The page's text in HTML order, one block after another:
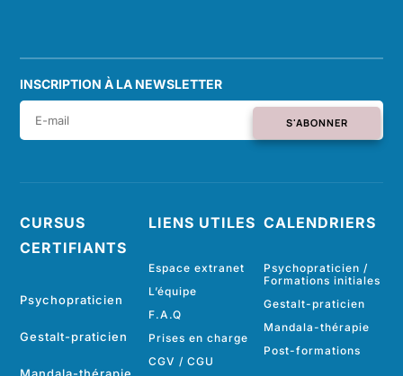
INSCRIPTION À LA NEWSLETTER
S'ABONNER
CURSUS
CERTIFIANTS
Psychopraticien
Gestalt-praticien
LIENS UTILES
Espace extranet
L’équipe
F.A.Q
Prises en charge
CGV / CGU
CALENDRIERS
Psychopraticien /
Formations initiales
Gestalt-praticien
Mandala-thérapie
Post-formations